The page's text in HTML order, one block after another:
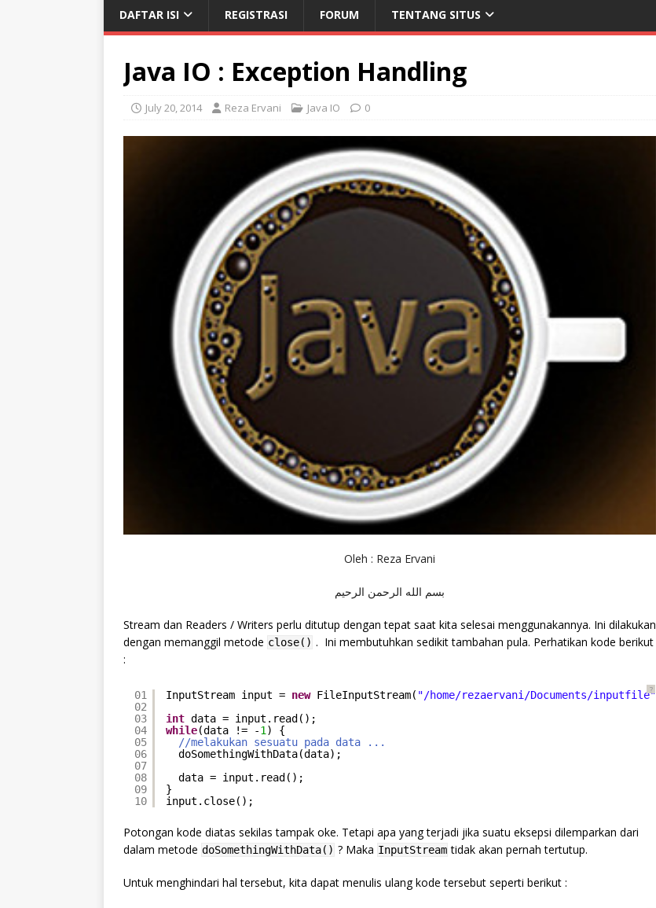
DAFTAR ISI REGISTRASI FORUM TENTANG SITUS
Java IO : Exception Handling
July 20, 2014 Reza Ervani Java IO 0
Oleh : Reza Ervani
بسم الله الرحمن الرحيم
Stream dan Readers / Writers perlu ditutup dengan tepat saat kita selesai menggunakannya. Ini dilakukan
dengan memanggil metode close() . Ini membutuhkan sedikit tambahan pula. Perhatikan kode berikut
:
?
01
02
03
04
05
06
07
08
09
10
InputStream input = new FileInputStream( "/home/rezaervani/Documents/inputfile"
int data = input.read();
while(data != -1) {
//melakukan sesuatu pada data ...
doSomethingWithData(data);
data = input.read();
}
input.close();
Potongan kode diatas sekilas tampak oke. Tetapi apa yang terjadi jika suatu eksepsi dilemparkan dari
dalam metode doSomethingWithData() ? Maka InputStream tidak akan pernah tertutup.
Untuk menghindari hal tersebut, kita dapat menulis ulang kode tersebut seperti berikut :